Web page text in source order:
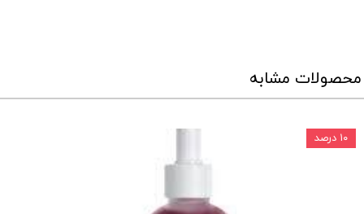
محصولات مشابه
۱۰ درصد